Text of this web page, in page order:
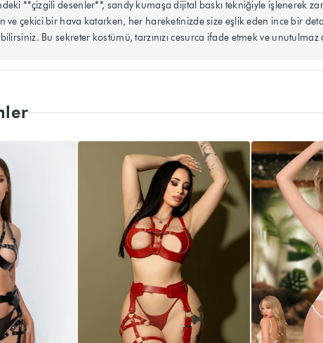
**çizgili desenler**, sandy kumaşa dijital baskı tekniğiyle işlenerek
ve çekici bir hava katarken, her hareketinizde size eşlik eden ince bir
Bu sekreter kostümü, tarzınızı cesurca ifade etmek ve